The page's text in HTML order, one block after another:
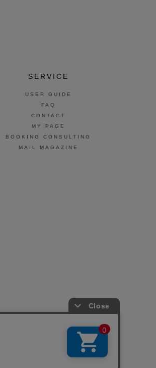
SERVICE
USER GUIDE
FAQ
CONTACT
MY PAGE
BOOKING CONSULTING
MAIL MAGAZINE